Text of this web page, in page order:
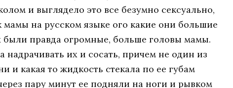
и выглядело это все безумно сексуально,
мамы на русском языке ого какие они большие
были правда огромные, больше головы мамы.
надрачивать их и сосать, причем не один из
и какая то жидкость стекала по ее губам
пару минут ее подняли на ноги и рывком